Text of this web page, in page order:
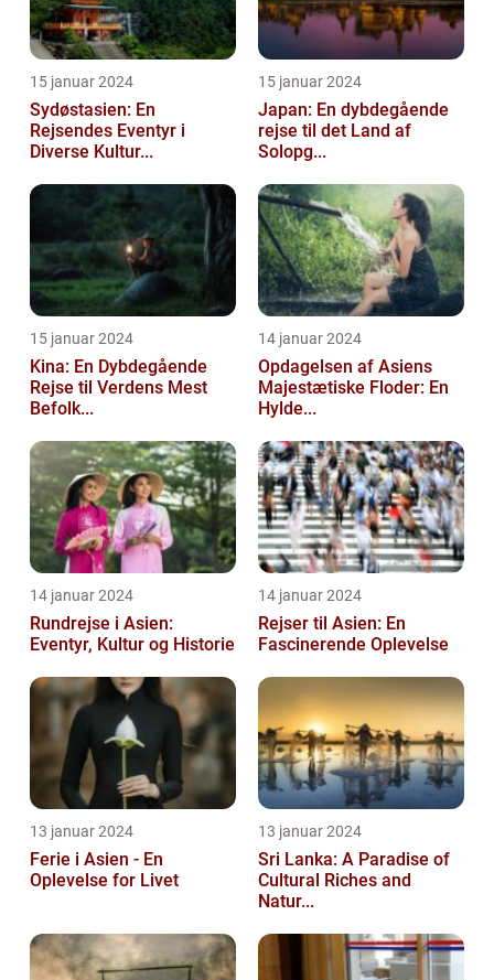
15 januar 2024
Sydøstasien: En
Rejsendes Eventyr i
Diverse Kultur...
15 januar 2024
Japan: En dybdegående
rejse til det Land af
Solopg...
15 januar 2024
Kina: En Dybdegående
Rejse til Verdens Mest
Befolk...
14 januar 2024
Opdagelsen af Asiens
Majestætiske Floder: En
Hylde...
14 januar 2024
Rundrejse i Asien:
Eventyr, Kultur og Historie
14 januar 2024
Rejser til Asien: En
Fascinerende Oplevelse
13 januar 2024
Ferie i Asien - En
Oplevelse for Livet
13 januar 2024
Sri Lanka: A Paradise of
Cultural Riches and
Natur...